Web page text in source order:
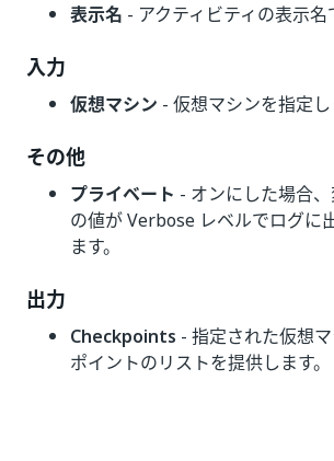
表示名 - アクティビティの表示名
入力
仮想マシン - 仮想マシンを指定し
その他
プライベート - オンにした場合
の値が Verbose レベルでログに
ます。
出力
Checkpoints - 指定された仮想
ポイントのリストを提供します。